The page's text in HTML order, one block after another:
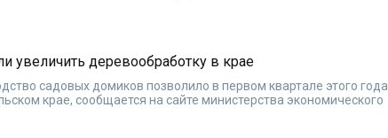
увеличить деревообработку в крае
садовых домиков позволило в первом квартале этого года
крае, сообщается на сайте министерства экономического